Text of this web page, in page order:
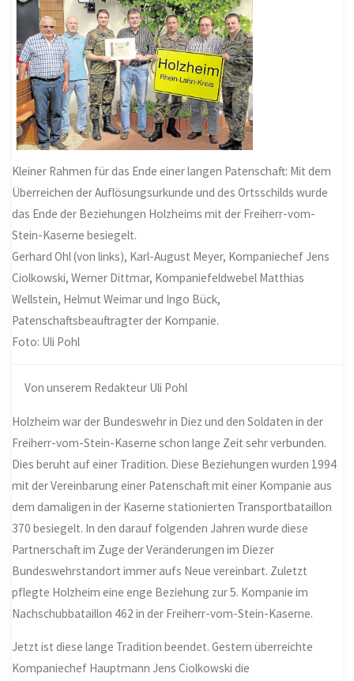
Kleiner Rahmen für das Ende einer langen Patenschaft: Mit dem
Überreichen der Auflösungsurkunde und des Ortsschilds wurde
das Ende der Beziehungen Holzheims mit der Freiherr-vom-
Stein-Kaserne besiegelt.
Gerhard Ohl (von links), Karl-August Meyer, Kompaniechef Jens
Ciolkowski, Werner Dittmar, Kompaniefeldwebel Matthias
Wellstein, Helmut Weimar und Ingo Bück,
Patenschaftsbeauftragter der Kompanie.
Foto: Uli Pohl
Von unserem Redakteur Uli Pohl
Holzheim war der Bundeswehr in Diez und den Soldaten in der
Freiherr-vom-Stein-Kaserne schon lange Zeit sehr verbunden.
Dies beruht auf einer Tradition. Diese Beziehungen wurden 1994
mit der Vereinbarung einer Patenschaft mit einer Kompanie aus
dem damaligen in der Kaserne stationierten Transportbataillon
370 besiegelt. In den darauf folgenden Jahren wurde diese
Partnerschaft im Zuge der Veränderungen im Diezer
Bundeswehrstandort immer aufs Neue vereinbart. Zuletzt
pflegte Holzheim eine enge Beziehung zur 5. Kompanie im
Nachschubbataillon 462 in der Freiherr-vom-Stein-Kaserne.
Jetzt ist diese lange Tradition beendet. Gestern überreichte
Kompaniechef Hauptmann Jens Ciolkowski die